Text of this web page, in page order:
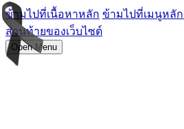
ข้ามไปที่เนื้อหาหลัก ข้ามไปที่เมนูหลัก
ส่วนท้ายของเว็บไซต์
Open Menu